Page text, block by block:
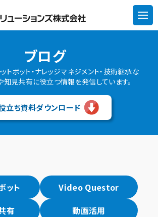
ブログ
トボット・ナレッジマネジメント・技術継承な
知見共有に役立つ情報を発信しています。
立ち資料ダウンロード
ット
Video Questor
有
動画活用